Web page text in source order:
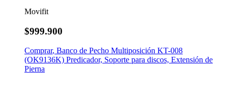
Movifit
$999.900
Comprar, Banco de Pecho Multiposición KT-008
(OK9136K) Predicador, Soporte para discos, Extensión de
Pierna